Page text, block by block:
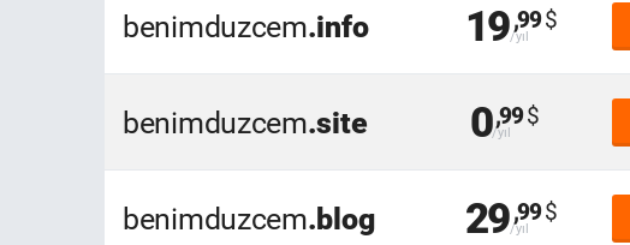
benimduzcem.info 19,99
benimduzcem.site 0,99
benimduzcem.blog 29,99